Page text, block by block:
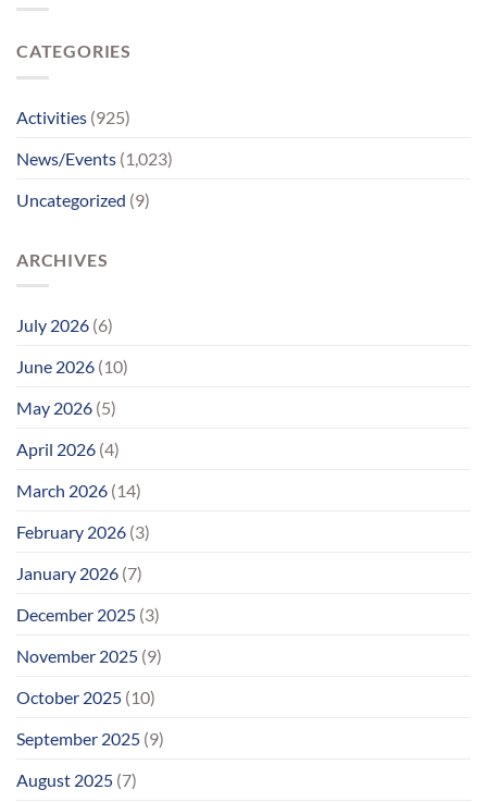
વર્ષોની
CATEGORIES
Activities (925)
News/Events (1,023)
Uncategorized (9)
ARCHIVES
July 2026 (6)
June 2026 (10)
May 2026 (5)
April 2026 (4)
March 2026 (14)
February 2026 (3)
January 2026 (7)
December 2025 (3)
November 2025 (9)
October 2025 (10)
September 2025 (9)
August 2025 (7)